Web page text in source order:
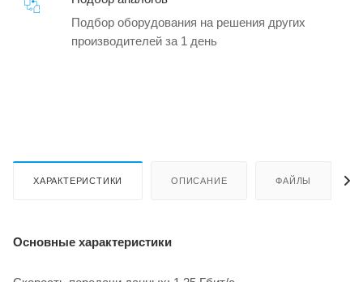
Подбор оборудования на решения других
производителей за 1 день
ХАРАКТЕРИСТИКИ ОПИСАНИЕ ФАЙЛЫ
Основные характеристики